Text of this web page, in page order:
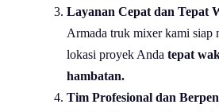
Layanan Cepat dan Tepat
Armada truk mixer kami siap
lokasi proyek Anda tepat
hambatan.
Tim Profesional dan